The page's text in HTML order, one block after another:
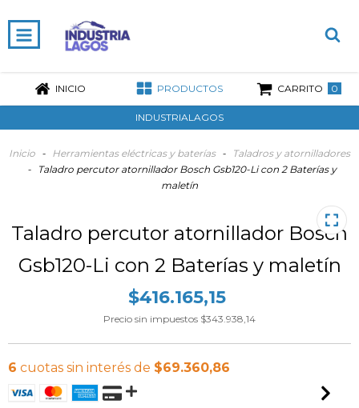
INICIO PRODUCTOS CARRITO 0
INDUSTRIALAGOS
Inicio - Herramientas eléctricas y baterías -
Taladros y atornilladores
-
Taladro percutor atornillador Bosch Gsb120-Li con 2 Baterías y
maletín
Taladro percutor atornillador Bosch
Gsb120-Li con 2 Baterías y maletín
$416.165,15
Precio sin impuestos $343.938,14
6 cuotas sin interés de $69.360,86